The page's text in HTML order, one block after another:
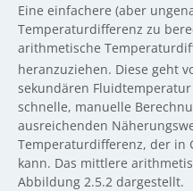
Eine einfachere (aber
Temperaturdifferenz zu
arithmetische
heranzuziehen. Diese geht
sekundären
schnelle, manuelle
ausreichenden
Temperaturdifferenz, der in
kann. Das mittlere
Abbildung 2.5.2 dargestellt.